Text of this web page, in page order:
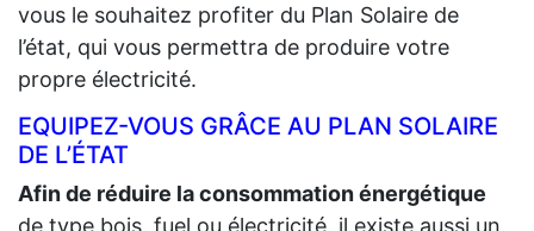
vous le souhaitez profiter du Plan Solaire de
l’état, qui vous permettra de produire votre
propre électricité.
EQUIPEZ-VOUS GRÂCE AU PLAN SOLAIRE
DE L’ÉTAT
Afin de réduire la consommation énergétique
de type bois, fuel ou électricité, il existe aussi un